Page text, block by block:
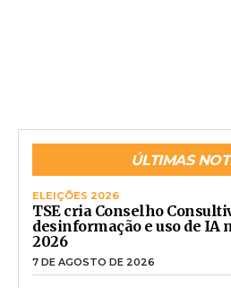
ÚLTIMAS
ELEIÇÕES 2026
TSE cria Conselho
desinformação e uso de IA
2026
7 DE AGOSTO DE 2026